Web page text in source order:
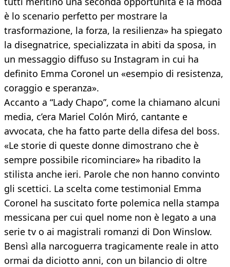
è lo scenario perfetto per mostrare la
trasformazione, la forza, la resilienza» ha spiegato
la disegnatrice, specializzata in abiti da sposa, in
un messaggio diffuso su Instagram in cui ha
definito Emma Coronel un «esempio di resistenza,
coraggio e speranza».
Accanto a “Lady Chapo”, come la chiamano alcuni
media, c’era Mariel Colón Miró, cantante e
avvocata, che ha fatto parte della difesa del boss.
«Le storie di queste donne dimostrano che è
sempre possibile ricominciare» ha ribadito la
stilista anche ieri. Parole che non hanno convinto
gli scettici. La scelta come testimonial Emma
Coronel ha suscitato forte polemica nella stampa
messicana per cui quel nome non è legato a una
serie tv o ai magistrali romanzi di Don Winslow.
Bensì alla narcoguerra tragicamente reale in atto
ormai da diciotto anni, con un bilancio di oltre